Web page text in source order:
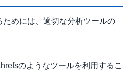
ためには、適切な分析ツールの
のようなツールを利用するこ